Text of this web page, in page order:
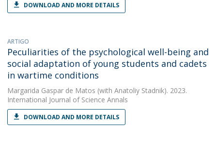
DOWNLOAD AND MORE DETAILS
ARTIGO
Peculiarities of the psychological well-being and
social adaptation of young students and cadets
in wartime conditions
Margarida Gaspar de Matos (with Anatoliy Stadnik). 2023.
International Journal of Science Annals
DOWNLOAD AND MORE DETAILS